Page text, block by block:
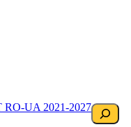
UA 2021-2027Пошук